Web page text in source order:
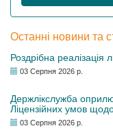
Останні новини та
Роздрібна реалізація
03 Серпня 2026 р.
Держлікслужба
Ліцензійних умов
03 Серпня 2026 р.